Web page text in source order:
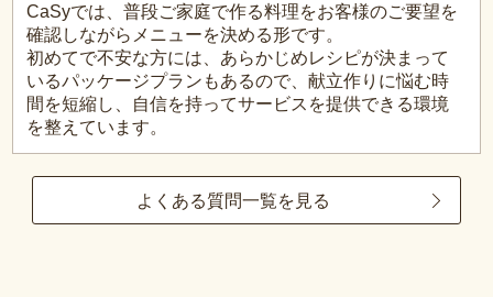
CaSyでは、普段ご家庭で作る料理をお客様のご要望を
確認しながらメニューを決める形です。
初めてで不安な方には、あらかじめレシピが決まって
いるパッケージプランもあるので、献立作りに悩む時
間を短縮し、自信を持ってサービスを提供できる環境
を整えています。
よくある質問一覧を見る